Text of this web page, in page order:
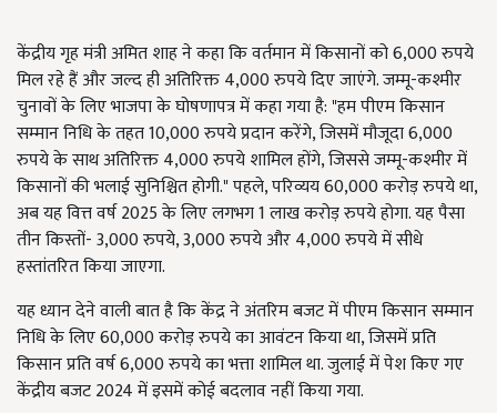
केंद्रीय गृह मंत्री अमित शाह ने कहा कि वर्तमान में किसानों को 6,000 रुपये
मिल रहे हैं और जल्द ही अतिरिक्त 4,000 रुपये दिए जाएंगे. जम्मू-कश्मीर
चुनावों के लिए भाजपा के घोषणापत्र में कहा गया है: "हम पीएम किसान
सम्मान निधि के तहत 10,000 रुपये प्रदान करेंगे, जिसमें मौजूदा 6,000
रुपये के साथ अतिरिक्त 4,000 रुपये शामिल होंगे, जिससे जम्मू-कश्मीर में
किसानों की भलाई सुनिश्चित होगी." पहले, परिव्यय 60,000 करोड़ रुपये था,
अब यह वित्त वर्ष 2025 के लिए लगभग 1 लाख करोड़ रुपये होगा. यह पैसा
तीन किस्तों- 3,000 रुपये, 3,000 रुपये और 4,000 रुपये में सीधे
हस्तांतरित किया जाएगा.
यह ध्यान देने वाली बात है कि केंद्र ने अंतरिम बजट में पीएम किसान सम्मान
निधि के लिए 60,000 करोड़ रुपये का आवंटन किया था, जिसमें प्रति
किसान प्रति वर्ष 6,000 रुपये का भत्ता शामिल था. जुलाई में पेश किए गए
केंद्रीय बजट 2024 में इसमें कोई बदलाव नहीं किया गया.